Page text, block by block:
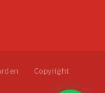
Copyright